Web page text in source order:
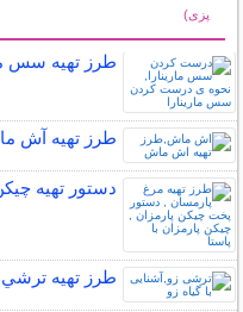
پزی)
طرز تهیه سس
طرز تهیه آش
دستور تهیه
طرز تهیه ترشي